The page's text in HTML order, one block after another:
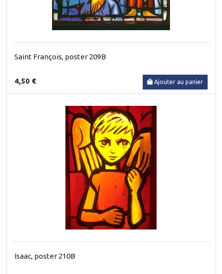
Saint François, poster 209B
4,50 € Ajouter au panier
Isaac, poster 210B